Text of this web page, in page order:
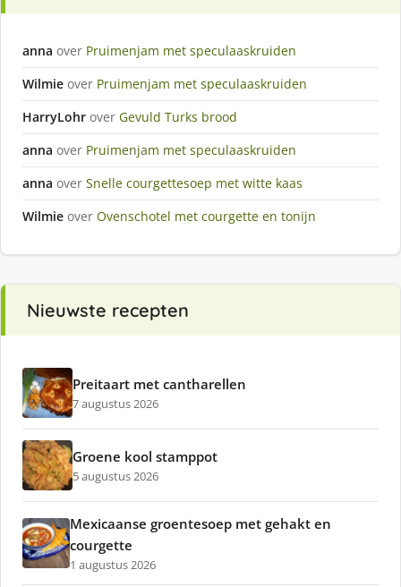
anna over Pruimenjam met speculaaskruiden
Wilmie over Pruimenjam met speculaaskruiden
HarryLohr over Gevuld Turks brood
anna over Pruimenjam met speculaaskruiden
anna over Snelle courgettesoep met witte kaas
Wilmie over Ovenschotel met courgette en tonijn
Nieuwste recepten
Preitaart met cantharellen
7 augustus 2026
Groene kool stamppot
5 augustus 2026
Mexicaanse groentesoep met gehakt en
courgette
1 augustus 2026